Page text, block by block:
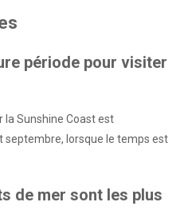
période pour visiter
la Sunshine Coast est
septembre, lorsque le temps est
de mer sont les plus